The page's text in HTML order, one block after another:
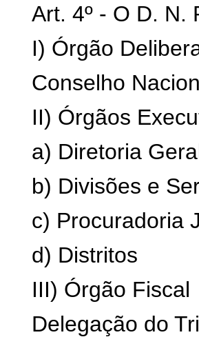
Art. 4º - O D. N.
I) Órgão
Conselho
II) Órgãos
a) Diretoria
b) Divisões e
c) Procuradoria
d) Distritos
III) Órgão Fiscal
Delegação do